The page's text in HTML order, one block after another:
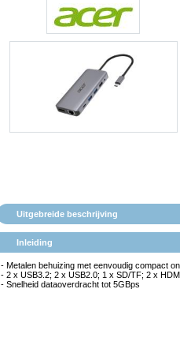
Uitgebreide beschrijving
Inleiding
- Metalen behuizing met eenvoudig compact
- 2 x USB3.2; 2 x USB2.0; 1 x SD/TF; 2 x
- Snelheid dataoverdracht tot 5GBps